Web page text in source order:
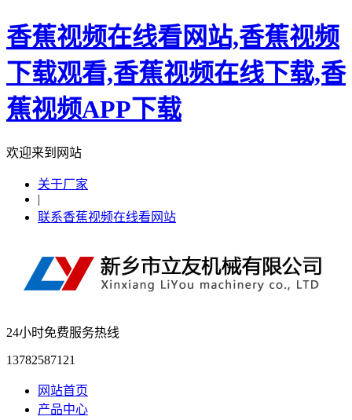
香蕉视频在线看网站,香蕉视频
下载观看,香蕉视频在线下载,香
蕉视频APP下载
欢迎来到网站
关于厂家
|
联系香蕉视频在线看网站
24小时免费服务热线
13782587121
网站首页
产品中心